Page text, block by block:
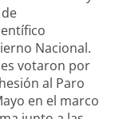
Nacional.
votaron por
al Paro
en el marco